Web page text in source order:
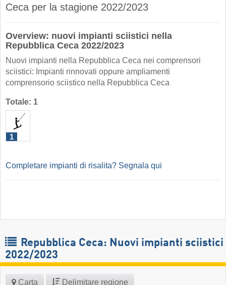
Ceca per la stagione 2022/2023
Overview: nuovi impianti sciistici nella
Repubblica Ceca 2022/2023
Nuovi impianti nella Repubblica Ceca nei comprensori
sciistici: Impianti rinnovati oppure ampliamenti
comprensorio sciistico nella Repubblica Ceca
Totale: 1
1
Completare impianti di risalita? Segnala qui
Repubblica Ceca: Nuovi impianti sciistici
2022/2023
Carta Delimitare regione